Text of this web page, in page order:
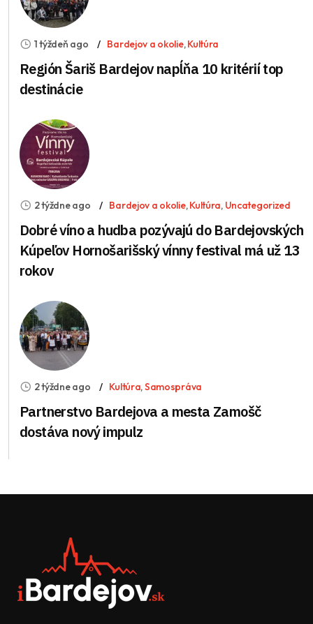
1 týždeň ago Bardejov a okolie,Kultúra
Región Šariš Bardejov napĺňa 10 kritérií top
destinácie
2 týždne ago Bardejov a okolie,Kultúra, Uncategorized
Dobré víno a hudba pozývajú do Bardejovských
Kúpeľov Hornošarišský vínny festival má už 13
rokov
2 týždne ago Kultúra,Samospráva
Partnerstvo Bardejova a mesta Zamošč
dostáva nový impulz